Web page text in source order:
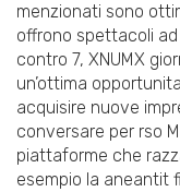
menzionati sono
offrono spettacoli
contro 7, XNUMX
un’ottima
acquisire nuove
conversare per rso
piattaforme che
esempio la aneantit